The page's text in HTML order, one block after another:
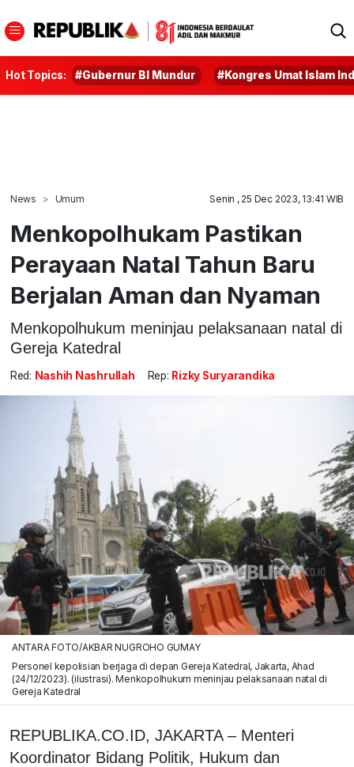
Hot Topics: #Gubernur BI Mundur #Kongres Umat Islam
News Umum Senin , 25 Dec 2023, 13:41 WIB
Menkopolhukam Pastikan
Perayaan Natal Tahun Baru
Berjalan Aman dan Nyaman
Menkopolhukum meninjau pelaksanaan natal di
Gereja Katedral
Red: Nashih Nashrullah Rep: Rizky Suryarandika
ANTARA FOTO/AKBAR NUGROHO GUMAY
Personel kepolisian berjaga di depan Gereja Katedral, Jakarta, Ahad
(24/12/2023). (ilustrasi). Menkopolhukum meninjau pelaksanaan natal di
Gereja Katedral
REPUBLIKA.CO.ID, JAKARTA – Menteri
Koordinator Bidang Politik, Hukum dan